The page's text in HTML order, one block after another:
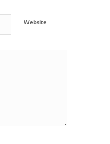
Website